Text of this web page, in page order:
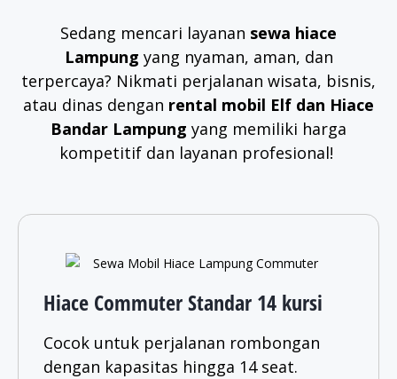
Sedang mencari layanan sewa hiace
Lampung yang nyaman, aman, dan
terpercaya? Nikmati perjalanan wisata, bisnis,
atau dinas dengan rental mobil Elf dan Hiace
Bandar Lampung yang memiliki harga
kompetitif dan layanan profesional!
Hiace Commuter Standar 14 kursi
Cocok untuk perjalanan rombongan
dengan kapasitas hingga 14 seat.